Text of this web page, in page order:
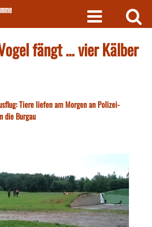
fängt … vier Kälber
Tiere liefen am Morgen an Polizei-
die Burgau